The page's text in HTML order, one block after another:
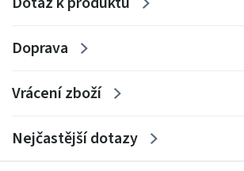
Doprava
Vrácení zboží
Nejčastější dotazy